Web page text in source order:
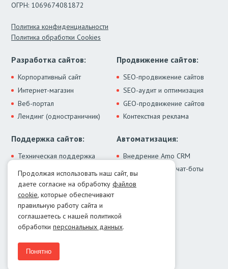
ОГРН: 1069674081872
Политика конфиденциальности
Политика обработки Cookies
Разработка сайтов:
Корпоративный сайт
Интернет-магазин
Веб-портал
Лендинг (одностраничник)
Продвижение сайтов:
SEO-продвижение сайтов
SEO-аудит и оптимизация
GEO-продвижение сайтов
Контекстная реклама
Поддержка сайтов:
Техническая поддержка
Модернизация сайта
Лечение от вирусов
Автоматизация:
Внедрение Amo CRM
ИИ-ассистенты и чат-боты
Интеграции
Контакты:
Москва:
+7 (499) 322-77-02
E-mail:
info@menocom.ru
Время работы:
Написать в Telegram
Продолжая использовать наш сайт, вы
даете согласие на обработку файлов
cookie, которые обеспечивают
правильную работу сайта и
соглашаетесь с нашей политикой
обработки персональных данных.
Понятно